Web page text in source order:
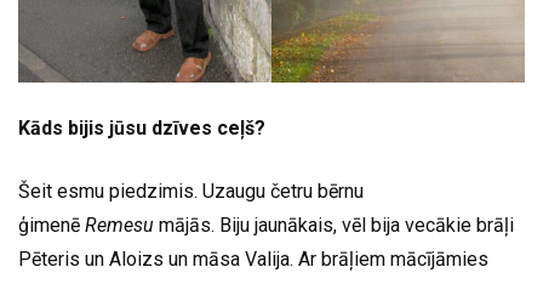
Kāds bijis jūsu dzīves ceļš?
Šeit esmu piedzimis. Uzaugu četru bērnu
ģimenē Remesu mājās. Biju jaunākais, vēl bija vecākie brāļi
Pēteris un Aloizs un māsa Valija. Ar brāļiem mācījāmies